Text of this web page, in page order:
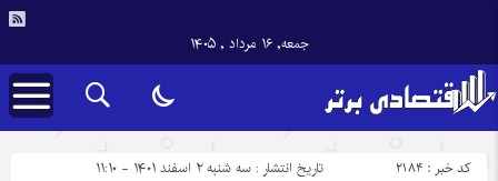
جمعه, ۱۶ مرداد , ۱۴۰۵
تاریخ انتشار : سه شنبه ۲ اسفند ۱۴۰۱ - ۱۱:۱۰ کد خبر : 2184